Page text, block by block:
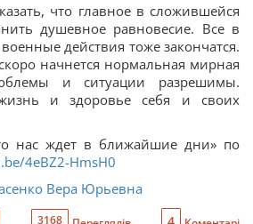
что главное в сложившейся
душевное равновесие. Все в
действия тоже закончатся.
начнется нормальная мирная
и ситуации разрешимы.
и здоровье себя и своих
нас ждет в ближайшие дни» по
4eBZ2-HmsH0
Вера Юрьевна
3168